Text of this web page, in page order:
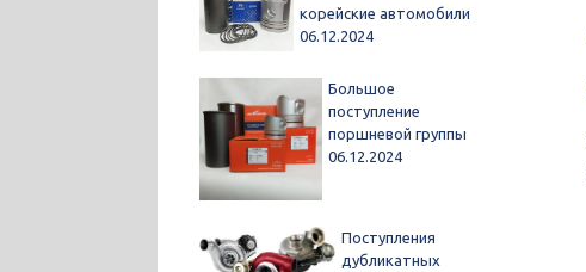
корейские автомобили
06.12.2024
Большое
поступление
поршневой группы
06.12.2024
Поступления
дубликатных